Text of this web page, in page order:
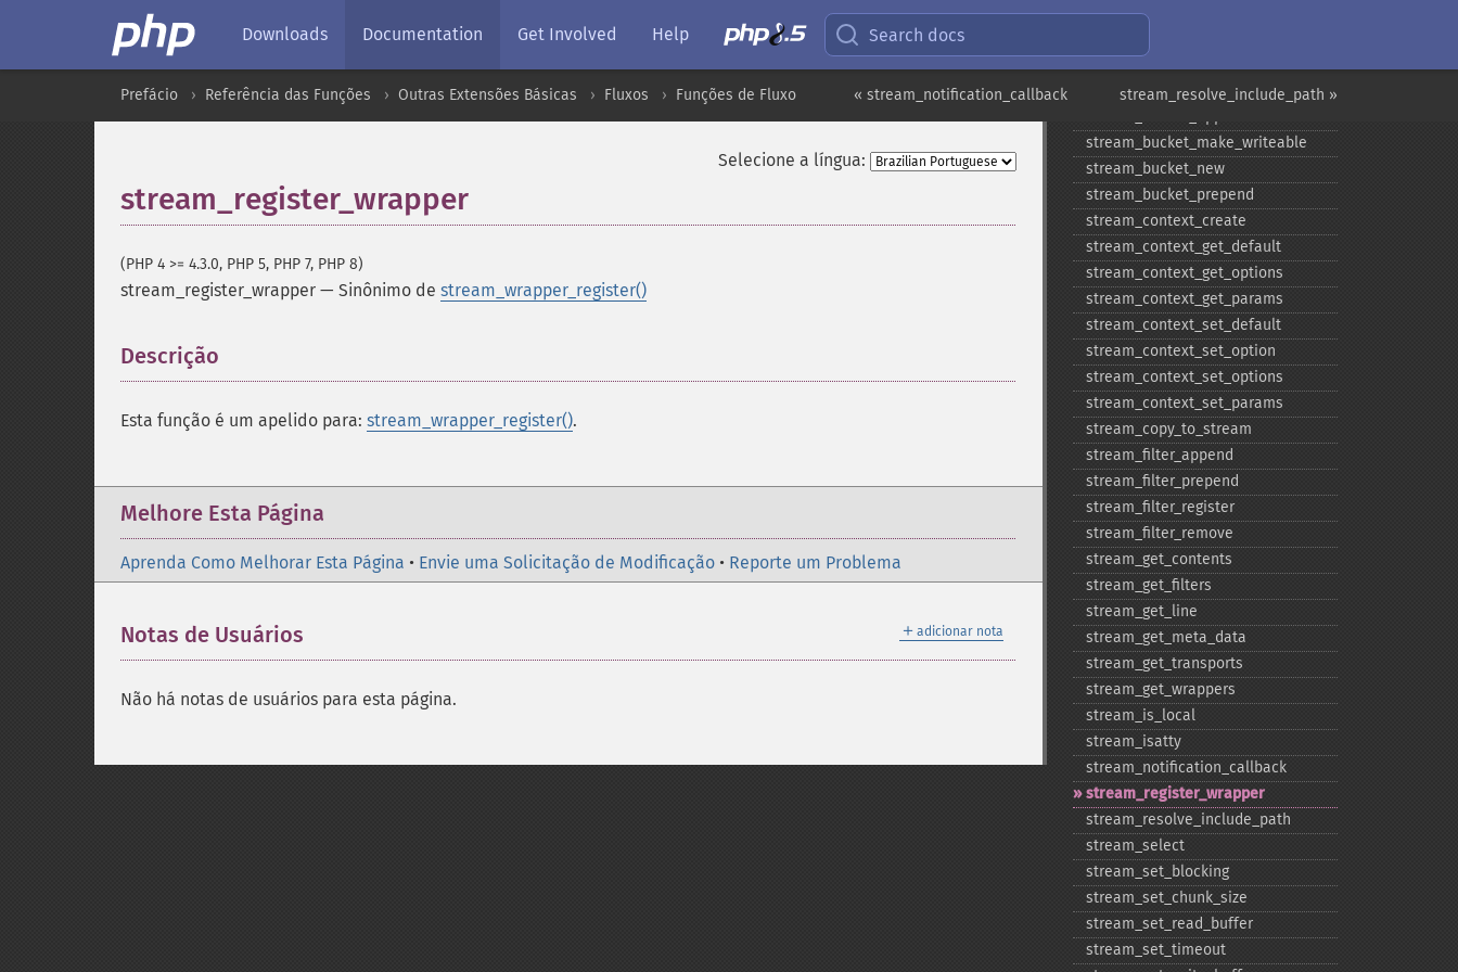
Downloads Documentation Get Involved Help Search docs
stream_resolve_include_path »
« stream_notification_callback
Prefácio Referência das Funções Outras Extensões Básicas Fluxos Funções de Fluxo
Selecione a língua:
stream_register_wrapper
(PHP 4 >= 4.3.0, PHP 5, PHP 7, PHP 8)
stream_register_wrapper — Sinônimo de stream_wrapper_register()
Descrição
Esta função é um apelido para: stream_wrapper_register().
Melhore Esta Página
Aprenda Como Melhorar Esta Página • Envie uma Solicitação de Modificação • Reporte um Problema
＋ adicionar nota
Notas de Usuários
Não há notas de usuários para esta página.
stream_​bucket_​make_​writeable
stream_​bucket_​new
stream_​bucket_​prepend
stream_​context_​create
stream_​context_​get_​default
stream_​context_​get_​options
stream_​context_​get_​params
stream_​context_​set_​default
stream_​context_​set_​option
stream_​context_​set_​options
stream_​context_​set_​params
stream_​copy_​to_​stream
stream_​filter_​append
stream_​filter_​prepend
stream_​filter_​register
stream_​filter_​remove
stream_​get_​contents
stream_​get_​filters
stream_​get_​line
stream_​get_​meta_​data
stream_​get_​transports
stream_​get_​wrappers
stream_​is_​local
stream_​isatty
stream_​notification_​callback
stream_​register_​wrapper
stream_​resolve_​include_​path
stream_​select
stream_​set_​blocking
stream_​set_​chunk_​size
stream_​set_​read_​buffer
stream_​set_​timeout